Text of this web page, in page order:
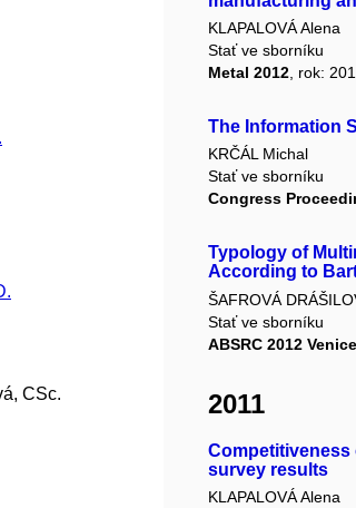
CSc.
KLAPALOVÁ Alena
Stať ve sborníku
Metal 2012 , rok:
The Information
KRČÁL Michal
Stať ve sborníku
Congress
Typology of
According to
ŠAFROVÁ
Stať ve sborníku
ABSRC 2012
2011
Competitiveness
survey results
KLAPALOVÁ Alena